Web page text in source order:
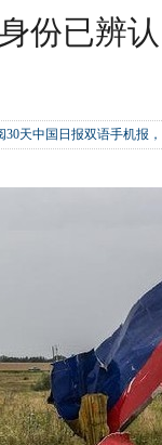
份已辨
30天中国日报双语手机报